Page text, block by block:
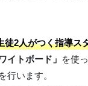
徒2人がつく指導ス
イトボード」 を使
行います。